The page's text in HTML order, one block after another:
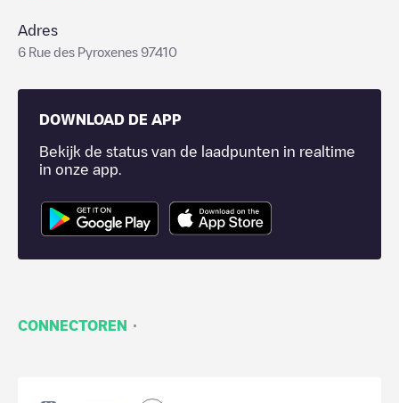
Adres
6 Rue des Pyroxenes 97410
DOWNLOAD DE APP
Bekijk de status van de laadpunten in realtime
in onze app.
CONNECTOREN ·